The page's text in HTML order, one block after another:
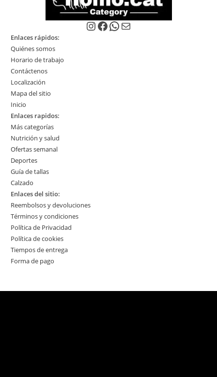
Instagram
Facebook
WhatsApp
Correo electrónico
Enlaces rápidos:
Quiénes somos
Horario de trabajo
Contáctenos
Localización
Mapa del sitio
Inicio
Enlaces rapidos:
Más categorías
Nutrición y salud
Ofertas semanal
Deportes
Guía de tallas
Calzado
Enlaces del sitio:
Reembolsos y devoluciones
Términos y condiciones
Política de Privacidad
Política de cookies
Tiempos de entrega
Forma de pago